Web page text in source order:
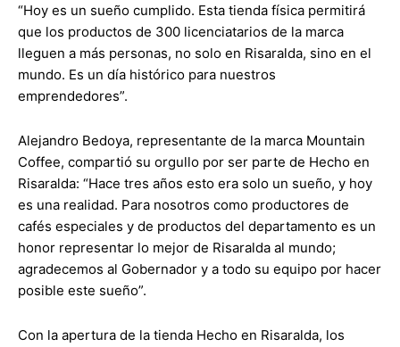
“Hoy es un sueño cumplido. Esta tienda física permitirá
que los productos de 300 licenciatarios de la marca
lleguen a más personas, no solo en Risaralda, sino en el
mundo. Es un día histórico para nuestros
emprendedores”.
Alejandro Bedoya, representante de la marca Mountain
Coffee, compartió su orgullo por ser parte de Hecho en
Risaralda: “Hace tres años esto era solo un sueño, y hoy
es una realidad. Para nosotros como productores de
cafés especiales y de productos del departamento es un
honor representar lo mejor de Risaralda al mundo;
agradecemos al Gobernador y a todo su equipo por hacer
posible este sueño”.
Con la apertura de la tienda Hecho en Risaralda, los